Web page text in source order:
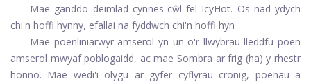
Mae ganddo deimlad cynnes-cŵl fel IcyHot. Os nad ydych
chi'n hoffi hynny, efallai na fyddwch chi'n hoffi hyn
Mae poenliniarwyr amserol yn un o'r llwybrau lleddfu poen
amserol mwyaf poblogaidd, ac mae Sombra ar frig (ha) y rhestr
honno. Mae wedi'i olygu ar gyfer cyflyrau cronig, poenau a